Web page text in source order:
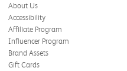
About Us
Accessibility
Affiliate Program
Influencer Program
Brand Assets
Gift Cards